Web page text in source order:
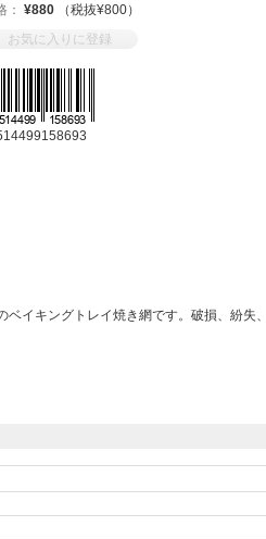
： ¥880 （税抜¥800）
お気に入りに登録
ベイキングトレイ焼き網です。破損、紛失